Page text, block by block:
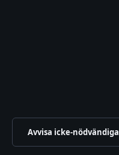
Kontakta oss
Avvisa icke-nödvändiga